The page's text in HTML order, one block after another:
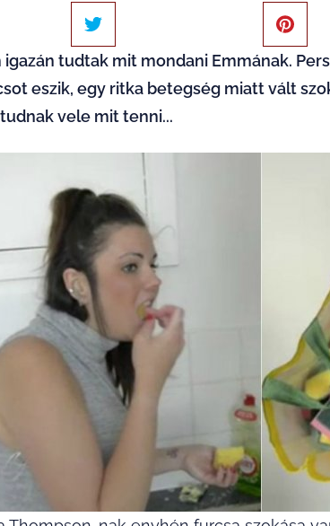
igazán tudtak mit mondani Emmának.
eszik, egy ritka betegség miatt vált
vele mit tenni...